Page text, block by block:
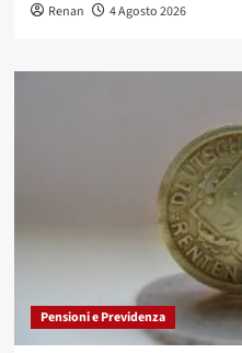
Renan 4 Agosto 2026
Pensioni e Previdenza